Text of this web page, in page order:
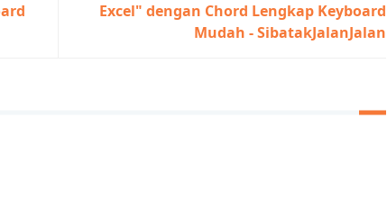
Excel" dengan Chord Lengkap Keyboard
Mudah - SibatakJalanJalan